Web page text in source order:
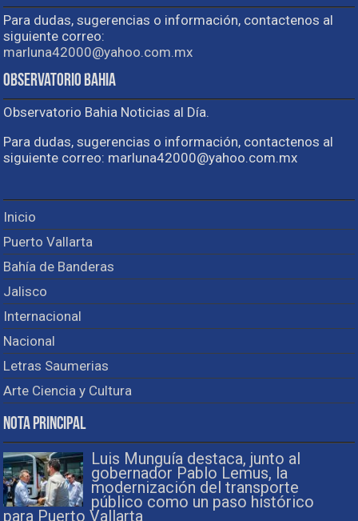
Para dudas, sugerencias o información, contactenos al
siguiente correo:
marluna42000@yahoo.com.mx
Observatorio Bahia
Observatorio Bahia Noticias al Día.
Para dudas, sugerencias o información, contactenos al
siguiente correo: marluna42000@yahoo.com.mx
Inicio
Puerto Vallarta
Bahía de Banderas
Jalisco
Internacional
Nacional
Letras Saumerias
Arte Ciencia y Cultura
Nota Principal
Luis Munguía destaca, junto al
gobernador Pablo Lemus, la
modernización del transporte
público como un paso histórico
para Puerto Vallarta